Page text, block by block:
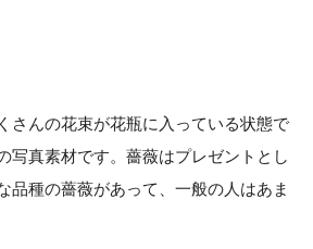
さんの花束が花瓶に入っている状態で
写真素材です。薔薇はプレゼントとし
品種の薔薇があって、一般の人はあま